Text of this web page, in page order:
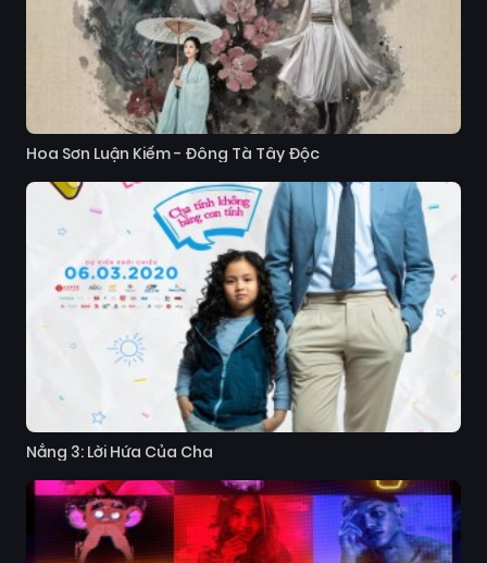
Hoa Sơn Luận Kiếm - Đông Tà Tây Độc
Nắng 3: Lời Hứa Của Cha